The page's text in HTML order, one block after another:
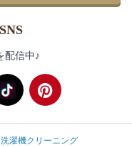
配信中♪
濯機クリーニング